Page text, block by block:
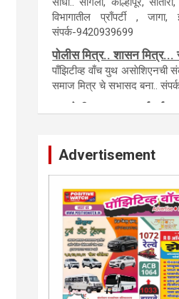
लिलावातील प्राँपर्टी हवीय...
साधा.. सांगली, काेल्हापूर,
विभागातील प्राँपर्टी ,
संपर्क-9420939699
कायदेशीर सल्ला या मार्गदर्शन
परिस्थितीनुसार तुम्ही जर
शारीरीक त्रास, फसवणूक
पायरी चढला असाल तर चिंता
कायदेशीर सल्ला देऊ.
साेनुले-8888207374 या AD
मराठी.. इंग्रजी पेपरला
मराठी इंग्रजी दैनिकासाठी जिल्हा,
जातील. नवशक्ती, फ्री प्रेस जर्नल
Advertisement